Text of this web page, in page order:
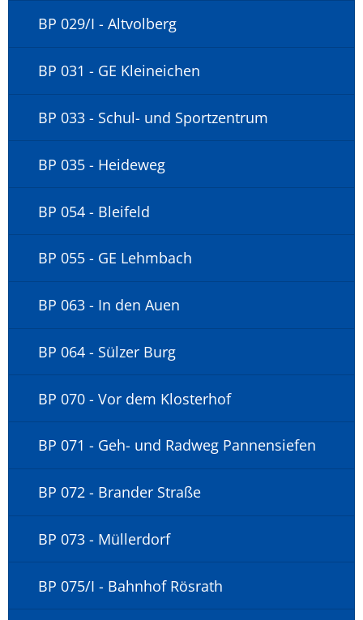
BP 029/I - Altvolberg
BP 031 - GE Kleineichen
BP 033 - Schul- und Sportzentrum
BP 035 - Heideweg
BP 054 - Bleifeld
BP 055 - GE Lehmbach
BP 063 - In den Auen
BP 064 - Sülzer Burg
BP 070 - Vor dem Klosterhof
BP 071 - Geh- und Radweg Pannensiefen
BP 072 - Brander Straße
BP 073 - Müllerdorf
BP 075/I - Bahnhof Rösrath